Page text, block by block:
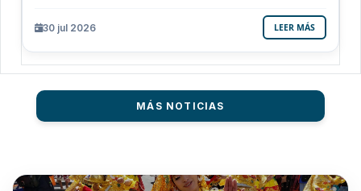
30 jul 2026 LEER MÁS
MÁS NOTICIAS